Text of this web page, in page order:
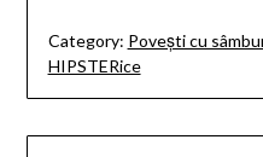
Category: Povești cu
HIPSTERice